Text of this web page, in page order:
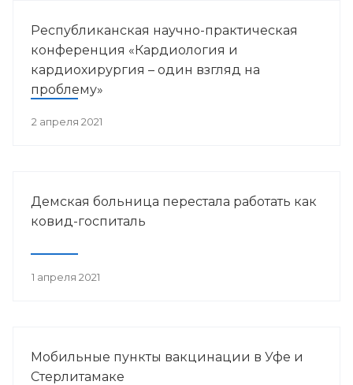
Республиканская научно-практическая
конференция «Кардиология и
кардиохирургия – один взгляд на
проблему»
2 апреля 2021
Демская больница перестала работать как
ковид-госпиталь
1 апреля 2021
Мобильные пункты вакцинации в Уфе и
Стерлитамаке